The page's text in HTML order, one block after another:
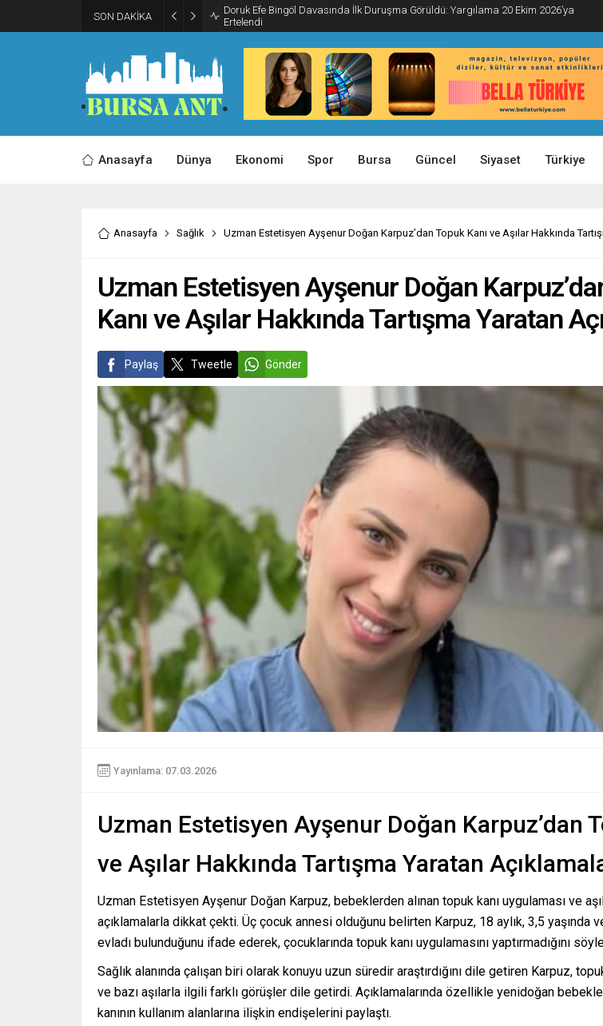
SON DAKİKA
Doruk Efe Bingöl Davasında İlk Duruşma Görüldü: Yargılama 20 Ekim 2026’ya
Ertelendi
Anasayfa Dünya Ekonomi Spor Bursa Güncel Siyaset Türkiye
Anasayfa Sağlık Uzman Estetisyen Ayşenur Doğan Karpuz’dan Topuk Kanı ve Aşılar Hakkında
Uzman Estetisyen Ayşenur Doğan
Kanı ve Aşılar Hakkında Tartışma Yaratan
Paylaş Tweetle Gönder
Yayınlama: 07.03.2026
Uzman Estetisyen Ayşenur Doğan Karpuz’dan
ve Aşılar Hakkında Tartışma Yaratan
Uzman Estetisyen Ayşenur Doğan Karpuz, bebeklerden alınan topuk kanı uygulaması ve
açıklamalarla dikkat çekti. Üç çocuk annesi olduğunu belirten Karpuz, 18 aylık, 3,5 yaşında
evladı bulunduğunu ifade ederek, çocuklarında topuk kanı uygulamasını yaptırmadığını
Sağlık alanında çalışan biri olarak konuyu uzun süredir araştırdığını dile getiren Karpuz,
ve bazı aşılarla ilgili farklı görüşler dile getirdi. Açıklamalarında özellikle yenidoğan
kanının kullanım alanlarına ilişkin endişelerini paylaştı.
“Engellilik
Adalet